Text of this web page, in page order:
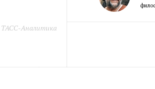
ТАСС-Аналитика